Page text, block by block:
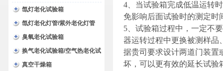
准GB/T16777）
氙灯老化试验箱
氙灯老化灯管/紫外老化灯管
（耗材）
臭氧老化试验箱
换气老化试验箱/空气热老化试
验箱
真空干燥箱
4、当试验箱完成低温运转
免影响后面试验时的测定时
5、试验箱过程中，一定不
器运转过程中更换被测样品
据贵司要求设计两道门装置
坏，可以更有效的延长试验